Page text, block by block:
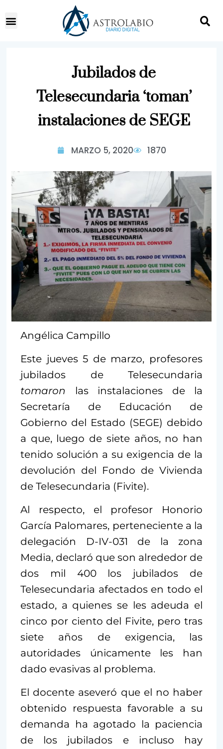
Jubilados de
Telesecundaria ‘toman’
instalaciones de SEGE
MARZO 5, 2020 1870
Angélica Campillo
Este jueves 5 de marzo, profesores
jubilados de Telesecundaria
tomaron las instalaciones de la
Secretaría de Educación de
Gobierno del Estado (SEGE) debido
a que, luego de siete años, no han
tenido solución a su exigencia de la
devolución del Fondo de Vivienda
de Telesecundaria (Fivite).
Al respecto, el profesor Honorio
García Palomares, perteneciente a la
delegación D-IV-031 de la zona
Media, declaró que son alrededor de
dos mil 400 los jubilados de
Telesecundaria afectados en todo el
estado, a quienes se les adeuda el
cinco por ciento del Fivite, pero tras
siete años de exigencia, las
autoridades únicamente les han
dado evasivas al problema.
El docente aseveró que el no haber
obtenido respuesta favorable a su
demanda ha agotado la paciencia
de los jubilados e incluso hay